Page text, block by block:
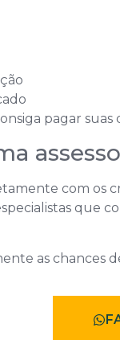
pagar
com os
que
as chances